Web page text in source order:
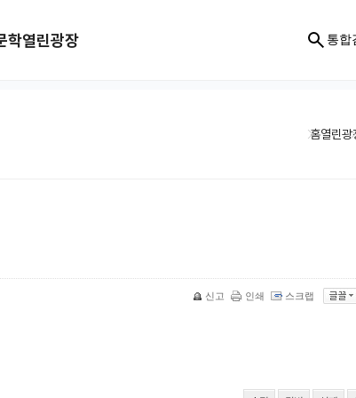
학열린광장 통합
홈열린광
신고 인쇄 스크랩